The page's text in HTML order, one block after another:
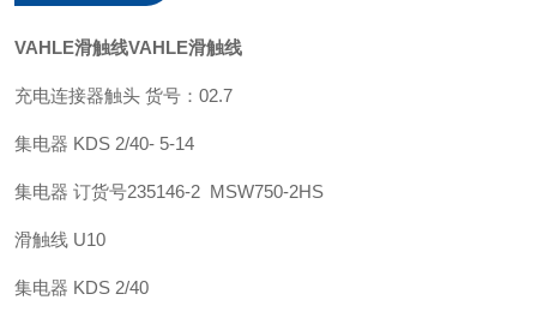
VAHLE滑触线VAHLE滑触线
充电连接器触头 货号：02.7
集电器 KDS 2/40- 5-14
集电器 订货号235146-2 MSW750-2HS
滑触线 U10
集电器 KDS 2/40